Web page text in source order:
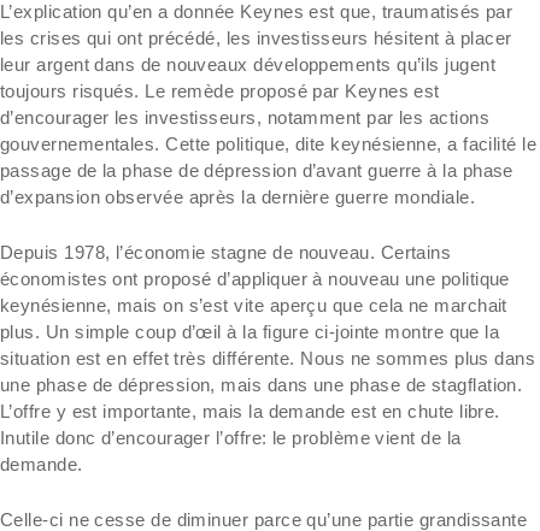
L’explication qu’en a donnée Keynes est que, traumatisés par
les crises qui ont précédé, les investisseurs hésitent à placer
leur argent dans de nouveaux développements qu’ils jugent
toujours risqués. Le remède proposé par Keynes est
d’encourager les investisseurs, notamment par les actions
gouvernementales. Cette politique, dite keynésienne, a facilité le
passage de la phase de dépression d’avant guerre à la phase
d’expansion observée après la dernière guerre mondiale.
Depuis 1978, l’économie stagne de nouveau. Certains
économistes ont proposé d’appliquer à nouveau une politique
keynésienne, mais on s’est vite aperçu que cela ne marchait
plus. Un simple coup d’œil à la figure ci-jointe montre que la
situation est en effet très différente. Nous ne sommes plus dans
une phase de dépression, mais dans une phase de stagflation.
L’offre y est importante, mais la demande est en chute libre.
Inutile donc d’encourager l’offre: le problème vient de la
demande.
Celle-ci ne cesse de diminuer parce qu’une partie grandissante